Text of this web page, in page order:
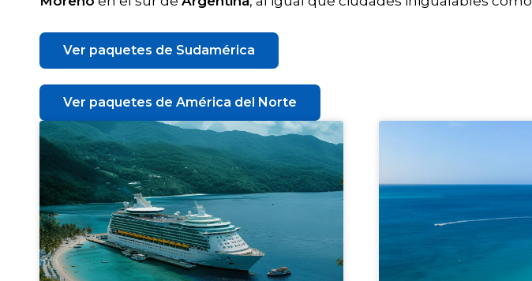
Ver paquetes de Sudamérica
Ver paquetes de América del Norte